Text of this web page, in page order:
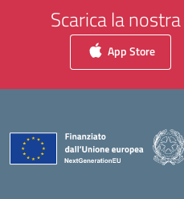
Scarica la
App Store